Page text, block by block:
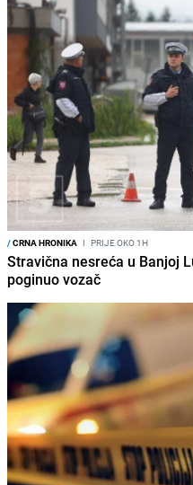
/CRNA HRONIKA I PRIJE OKO 1H
Stravična nesreća u Banjoj
poginuo vozač